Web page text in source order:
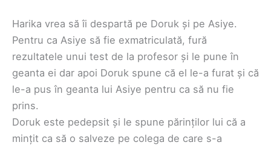
Harika vrea să îi despartă pe Doruk și pe Asiye.
Pentru ca Asiye să fie exmatriculată, fură
rezultatele unui test de la profesor și le pune în
geanta ei dar apoi Doruk spune că el le-a furat și că
le-a pus în geanta lui Asiye pentru ca să nu fie
prins.
Doruk este pedepsit și le spune părinților lui că a
mințit ca să o salveze pe colega de care s-a